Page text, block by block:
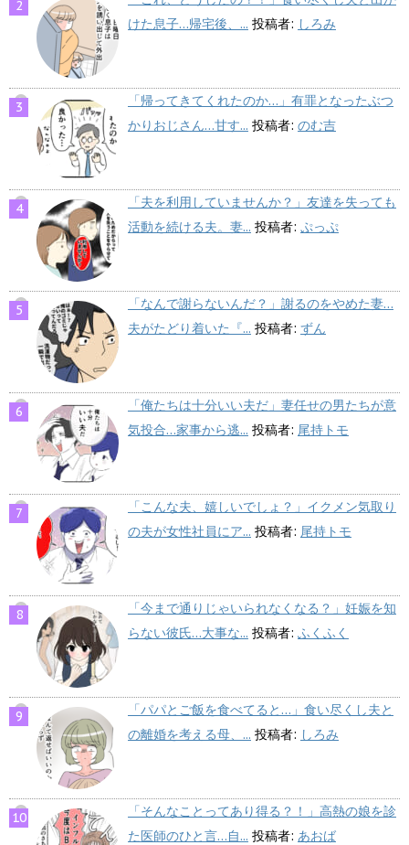
けた息子…帰宅後、... 投稿者: しろみ
「帰ってきてくれたのか…」有罪となったぶつ
かりおじさん…甘す... 投稿者: のむ吉
「夫を利用していませんか？」友達を失っても
活動を続ける夫。妻... 投稿者: ぷっぷ
「なんで謝らないんだ？」謝るのをやめた妻…
夫がたどり着いた『... 投稿者: ずん
「俺たちは十分いい夫だ」妻任せの男たちが意
気投合…家事から逃... 投稿者: 尾持トモ
「こんな夫、嬉しいでしょ？」イクメン気取り
の夫が女性社員にア... 投稿者: 尾持トモ
「今まで通りじゃいられなくなる？」妊娠を知
らない彼氏…大事な... 投稿者: ふくふく
「パパとご飯を食べてると…」食い尽くし夫と
の離婚を考える母、... 投稿者: しろみ
「そんなことってあり得る？！」高熱の娘を診
た医師のひと言…自... 投稿者: あおば